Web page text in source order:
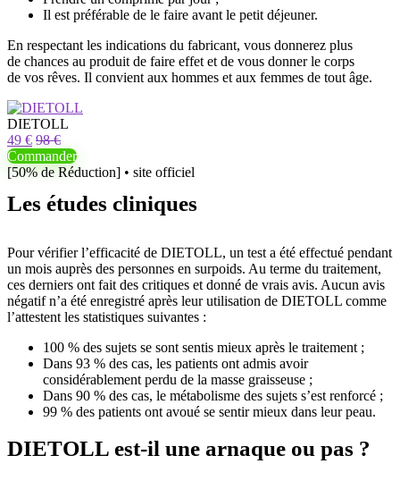
Il est préférable de le faire avant le petit déjeuner.
En respectant les indications du fabricant, vous donnerez plus
de chances au produit de faire effet et de vous donner le corps
de vos rêves. Il convient aux hommes et aux femmes de tout âge.
DIETOLL
49 € 98 €
Commander
[50% de Réduction] • site officiel
Les études cliniques
Pour vérifier l’efficacité de DIETOLL, un test a été effectué pendant
un mois auprès des personnes en surpoids. Au terme du traitement,
ces derniers ont fait des critiques et donné de vrais avis. Aucun avis
négatif n’a été enregistré après leur utilisation de DIETOLL comme
l’attestent les statistiques suivantes :
100 % des sujets se sont sentis mieux après le traitement ;
Dans 93 % des cas, les patients ont admis avoir
considérablement perdu de la masse graisseuse ;
Dans 90 % des cas, le métabolisme des sujets s’est renforcé ;
99 % des patients ont avoué se sentir mieux dans leur peau.
DIETOLL est-il une arnaque ou pas ?